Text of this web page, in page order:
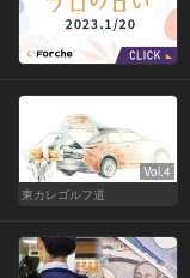
Vol.4
東カレゴルフ道